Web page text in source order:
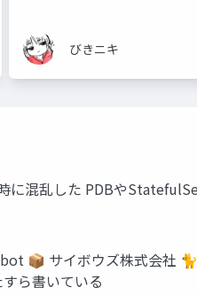
びきニキ
に混乱した PDBや
📦 サイボウズ株式会社
ら書いている